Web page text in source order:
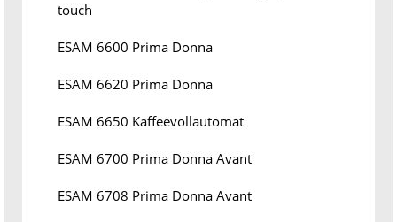
touch
ESAM 6600 Prima Donna
ESAM 6620 Prima Donna
ESAM 6650 Kaffeevollautomat
ESAM 6700 Prima Donna Avant
ESAM 6708 Prima Donna Avant